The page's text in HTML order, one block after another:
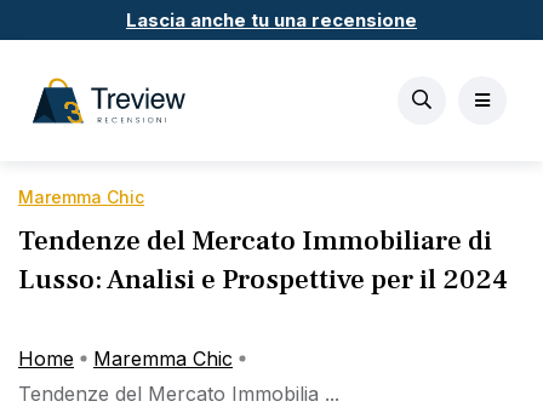
Lascia anche tu una recensione
Maremma Chic
Tendenze del Mercato Immobiliare di
Lusso: Analisi e Prospettive per il 2024
Home
Maremma Chic
Tendenze del Mercato Immobilia ...